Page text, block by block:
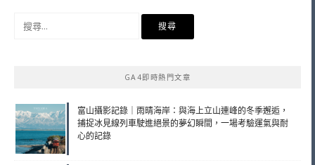
GA4即時熱門文章
富山攝影記錄｜雨晴海岸：與海上立山連峰的冬季邂逅，
捕捉冰見線列車駛進絕景的夢幻瞬間，一場考驗運氣與耐
心的記錄